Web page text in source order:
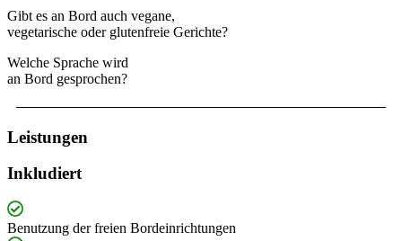
Gibt es an Bord auch vegane,
vegetarische oder glutenfreie Gerichte?
Welche Sprache wird
an Bord gesprochen?
Leistungen
Inkludiert
Benutzung der freien Bordeinrichtungen